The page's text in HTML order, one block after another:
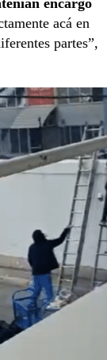
encargo
acá en
partes”,